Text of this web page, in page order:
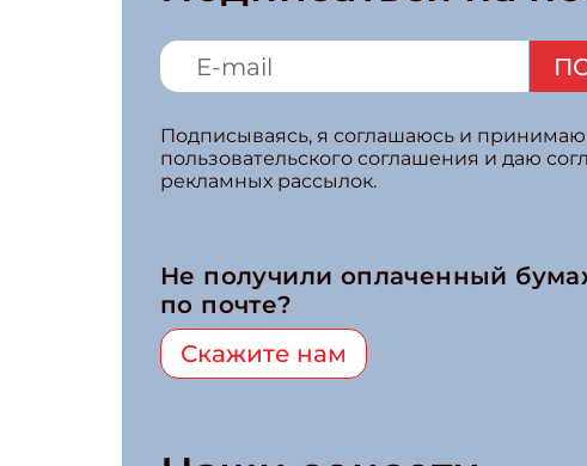
Подписываясь, я соглашаюсь и принимаю
пользовательского соглашения и даю
рекламных рассылок.
Не получили оплаченный
по почте?
Скажите нам